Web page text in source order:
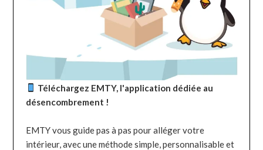
Téléchargez EMTY, l'application dédiée au
désencombrement !
EMTY vous guide pas à pas pour alléger votre
intérieur, avec une méthode simple, personnalisable et